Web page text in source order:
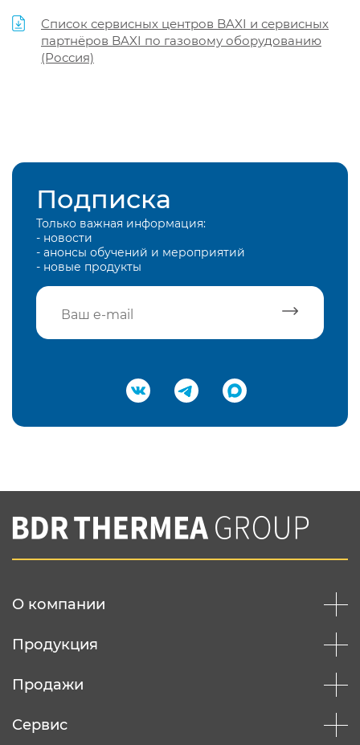
Список сервисных центров BAXI и сервисных
партнёров BAXI по газовому оборудованию
(Россия)
Подписка
Только важная информация:
- новости
- анонсы обучений и мероприятий
- новые продукты
Подтвердить e-mail
Вы соглашаетесь с нашей политикой
конфеденциальности
О компании
Продукция
Продажи
Сервис